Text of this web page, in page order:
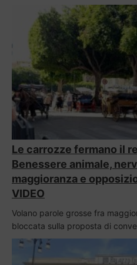
Le carrozze fermano il
Benessere animale,
maggioranza e
VIDEO
Volano parole grosse fra
bloccata sulla proposta di